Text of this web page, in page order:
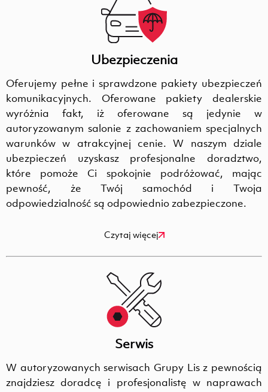
Ubezpieczenia
Oferujemy pełne i sprawdzone pakiety ubezpieczeń
komunikacyjnych. Oferowane pakiety dealerskie
wyróżnia fakt, iż oferowane są jedynie w
autoryzowanym salonie z zachowaniem specjalnych
warunków w atrakcyjnej cenie. W naszym dziale
ubezpieczeń uzyskasz profesjonalne doradztwo,
które pomoże Ci spokojnie podróżować, mając
pewność, że Twój samochód i Twoja
odpowiedzialność są odpowiednio zabezpieczone.
Czytaj więcej
Serwis
W autoryzowanych serwisach Grupy Lis z pewnością
znajdziesz doradcę i profesjonalistę w naprawach